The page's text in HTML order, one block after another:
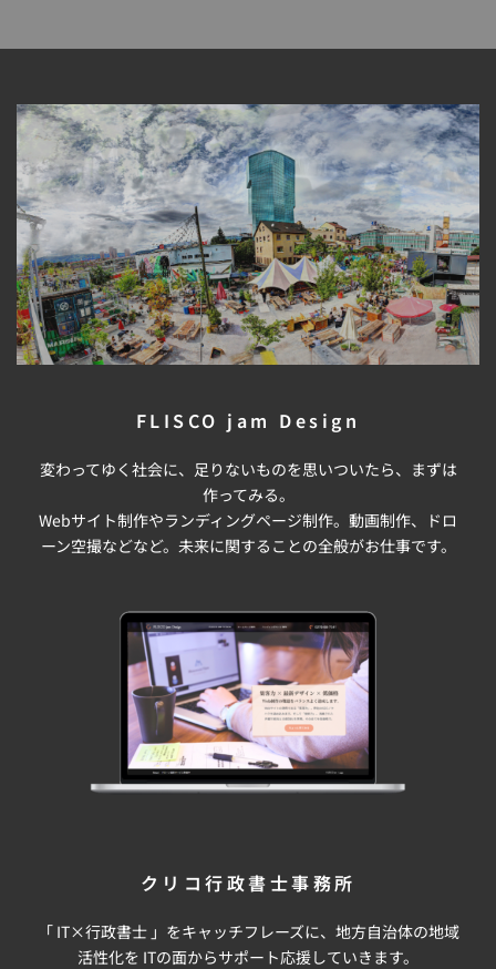
FLISCO jam Design
変わってゆく社会に、足りないものを思いついたら、まずは
作ってみる。
Webサイト制作やランディングページ制作。動画制作、ドロ
ーン空撮などなど。未来に関することの全般がお仕事です。
クリコ行政書士事務所
「 IT×行政書士 」をキャッチフレーズに、地方自治体の地域
活性化を ITの面からサポート応援していきます。